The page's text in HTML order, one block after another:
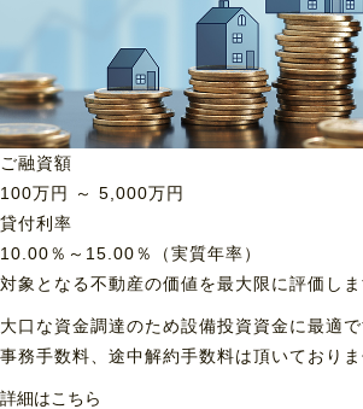
ご融資額
100万円 ～ 5,000万円
貸付利率
10.00％～15.00％（実質年率）
対象となる不動産の価値を最大限に評価しま
大口な資金調達のため設備投資資金に最適で
事務手数料、途中解約手数料は頂いておりま
詳細はこちら